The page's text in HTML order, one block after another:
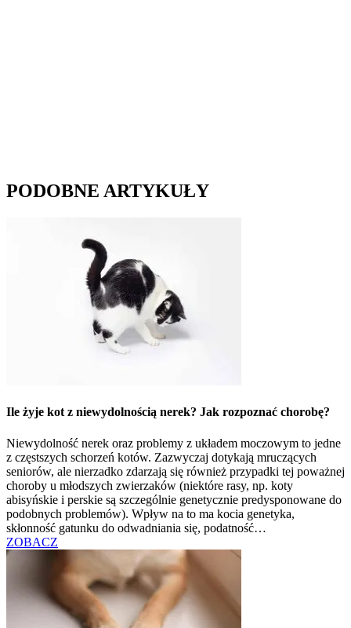
PODOBNE ARTYKUŁY
Ile żyje kot z niewydolnością nerek? Jak rozpoznać chorobę?
Niewydolność nerek oraz problemy z układem moczowym to jedne
z częstszych schorzeń kotów. Zazwyczaj dotykają mruczących
seniorów, ale nierzadko zdarzają się również przypadki tej poważnej
choroby u młodszych zwierzaków (niektóre rasy, np. koty
abisyńskie i perskie są szczególnie genetycznie predysponowane do
podobnych problemów). Wpływ na to ma kocia genetyka,
skłonność gatunku do odwadniania się, podatność…
ZOBACZ